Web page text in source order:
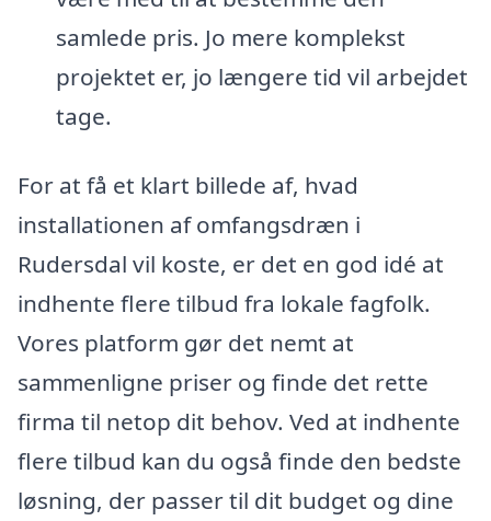
samlede pris. Jo mere komplekst
projektet er, jo længere tid vil arbejdet
tage.
For at få et klart billede af, hvad
installationen af omfangsdræn i
Rudersdal vil koste, er det en god idé at
indhente flere tilbud fra lokale fagfolk.
Vores platform gør det nemt at
sammenligne priser og finde det rette
firma til netop dit behov. Ved at indhente
flere tilbud kan du også finde den bedste
løsning, der passer til dit budget og dine